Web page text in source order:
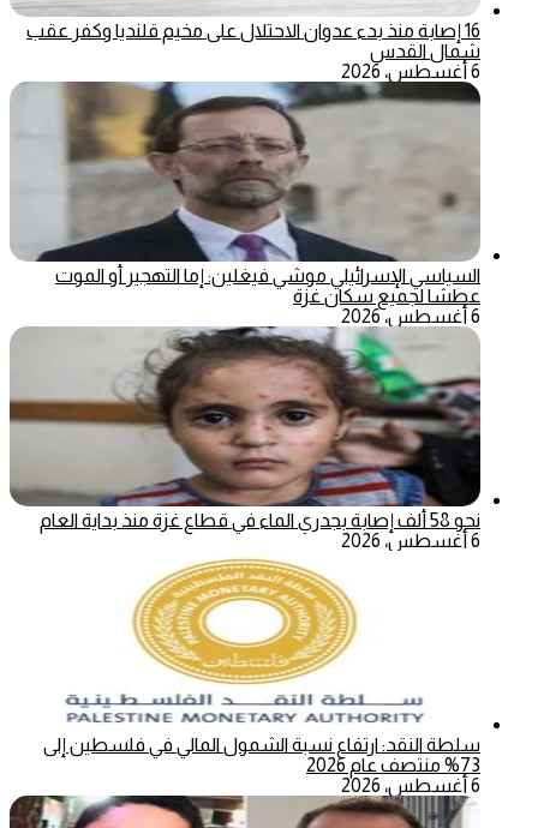
16 إصابة منذ بدء عدوان الاحتلال على مخيم قلنديا وكفر عقب
شمال القدس
6 أغسطس، 2026
السياسي الإسرائيلي موشي فيغلين: إما التهجير أو الموت
عطشا لجميع سكان غزة
6 أغسطس، 2026
نحو 58 ألف إصابة بجدري الماء في قطاع غزة منذ بداية العام
6 أغسطس، 2026
سلطة النقد: ارتفاع نسبة الشمول المالي في فلسطين إلى
73% منتصف عام 2026
6 أغسطس، 2026